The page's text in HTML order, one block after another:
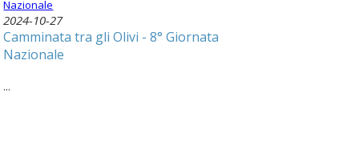
2024-10-27
Camminata tra gli Olivi - 8° Giornata
Nazionale
...